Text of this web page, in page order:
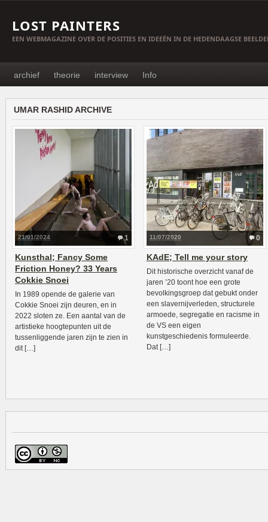
LOST PAINTERS
EEN WEBMAGAZINE OVER DE POSITIES EN IDEEËN IN DE HEDENDAAGSE
archief theorie interview Info
UMAR RASHID ARCHIVE
1
21/01/2024
Kunsthal; Fancy Some
Friction Honey? 33 Years
Cokkie Snoei
In 1989 opende de galerie van
Cokkie Snoei zijn deuren, en in
2022 sloten ze. Een aantal van de
artistieke hoogtepunten uit de
tussenliggende jaren zijn te zien in
dit […]
0
11/07/2020
KAdE; Tell me your story
Dit historische overzicht vanaf de
jaren ’20 toont hoe een grote
bevolkingsgroep dat gebukt onder
een slavernijverleden, structurele
armoede, segregatie en racisme in
de VS een eigen
kunstgeschiedenis formuleerde.
Dat […]